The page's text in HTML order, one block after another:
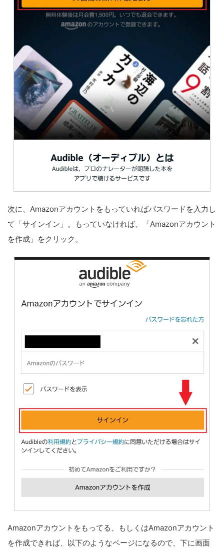
次に、Amazonアカウントをもっていればパスワードを入力し
て「サインイン」。もっていなければ、「Amazonアカウント
を作成」をクリック。
Amazonアカウントをもってる、もしくはAmazonアカウント
を作成できれば、以下のようなページになるので、下に画面